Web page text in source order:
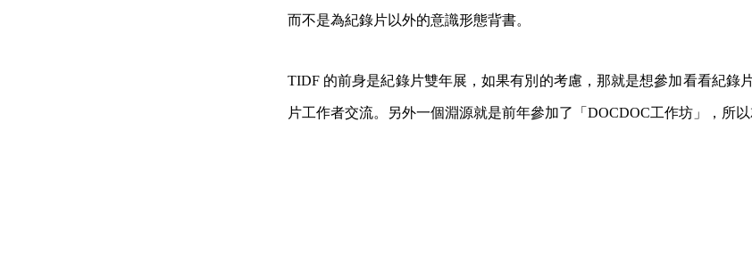
而不是為紀錄片以外的意識形態背書。
TIDF 的前身是紀錄片雙年展，如果有別的考慮，那就是想參加看看紀錄
片工作者交流。另外一個淵源就是前年參加了「DOCDOC工作坊」，所以